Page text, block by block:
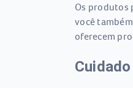
Os produtos
você
oferecem